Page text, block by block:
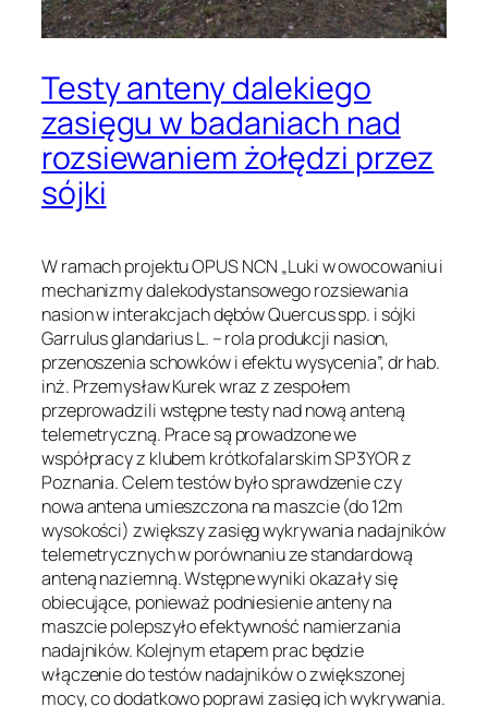
Testy anteny dalekiego
zasięgu w badaniach nad
rozsiewaniem żołędzi przez
sójki
W ramach projektu OPUS NCN „Luki w owocowaniu i
mechanizmy dalekodystansowego rozsiewania
nasion w interakcjach dębów Quercus spp. i sójki
Garrulus glandarius L. – rola produkcji nasion,
przenoszenia schowków i efektu wysycenia”, dr hab.
inż. Przemysław Kurek wraz z zespołem
przeprowadzili wstępne testy nad nową anteną
telemetryczną. Prace są prowadzone we
współpracy z klubem krótkofalarskim SP3YOR z
Poznania. Celem testów było sprawdzenie czy
nowa antena umieszczona na maszcie (do 12m
wysokości) zwiększy zasięg wykrywania nadajników
telemetrycznych w porównaniu ze standardową
anteną naziemną. Wstępne wyniki okazały się
obiecujące, ponieważ podniesienie anteny na
maszcie polepszyło efektywność namierzania
nadajników. Kolejnym etapem prac będzie
włączenie do testów nadajników o zwiększonej
mocy, co dodatkowo poprawi zasięg ich wykrywania.